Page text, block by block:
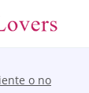
o no